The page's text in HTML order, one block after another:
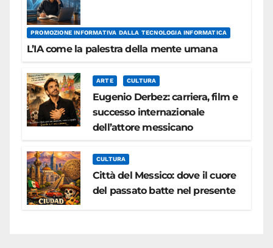
PROMOZIONE INFORMATIVA DALLA TECNOLOGIA INFORMATICA
L’IA come la palestra della mente umana
ARTE CULTURA
Eugenio Derbez: carriera, film e
successo internazionale
dell’attore messicano
CULTURA
Città del Messico: dove il cuore
del passato batte nel presente